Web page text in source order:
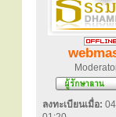
ลงทะเบียนเมื่อ: